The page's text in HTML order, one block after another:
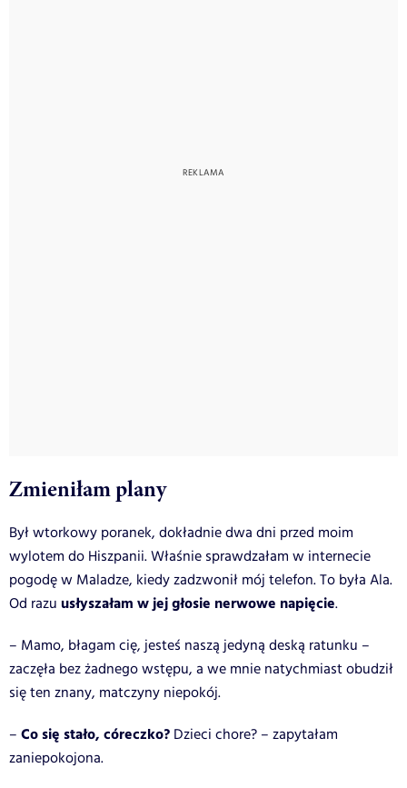
Zmieniłam plany
Był wtorkowy poranek, dokładnie dwa dni przed moim
wylotem do Hiszpanii. Właśnie sprawdzałam w internecie
pogodę w Maladze, kiedy zadzwonił mój telefon. To była Ala.
Od razu usłyszałam w jej głosie nerwowe napięcie.
– Mamo, błagam cię, jesteś naszą jedyną deską ratunku –
zaczęła bez żadnego wstępu, a we mnie natychmiast obudził
się ten znany, matczyny niepokój.
– Co się stało, córeczko? Dzieci chore? – zapytałam
zaniepokojona.